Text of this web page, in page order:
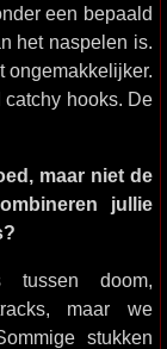
een bepaald
het naspelen is.
ongemakkelijker.
hooks. De
maar niet de
jullie
doom,
maar we
stukken